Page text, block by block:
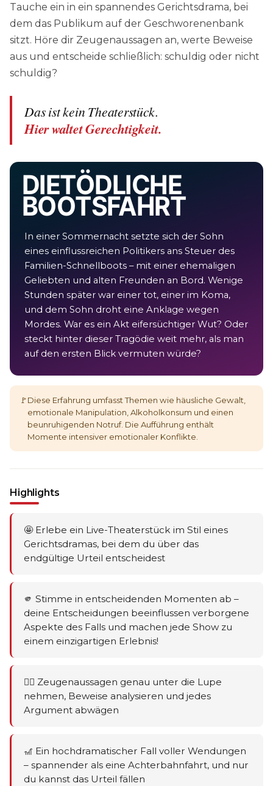
Tauche ein in ein spannendes Gerichtsdrama, bei
dem das Publikum auf der Geschworenenbank
sitzt. Höre dir Zeugenaussagen an, werte Beweise
aus und entscheide schließlich: schuldig oder nicht
schuldig?
Das ist kein Theaterstück.
Hier waltet Gerechtigkeit.
DIE TÖDLICHE
BOOTSFAHRT
In einer Sommernacht setzte sich der Sohn
eines einflussreichen Politikers ans Steuer des
Familien-Schnellboots – mit einer ehemaligen
Geliebten und alten Freunden an Bord. Wenige
Stunden später war einer tot, einer im Koma,
und dem Sohn droht eine Anklage wegen
Mordes. War es ein Akt eifersüchtiger Wut? Oder
steckt hinter dieser Tragödie weit mehr, als man
auf den ersten Blick vermuten würde?
🚩Diese Erfahrung umfasst Themen wie häusliche Gewalt,
emotionale Manipulation, Alkoholkonsum und einen
beunruhigenden Notruf. Die Aufführung enthält
Momente intensiver emotionaler Konflikte.
Highlights
🤩 Erlebe ein Live-Theaterstück im Stil eines
Gerichtsdramas, bei dem du über das
endgültige Urteil entscheidest
🫵 Stimme in entscheidenden Momenten ab –
deine Entscheidungen beeinflussen verborgene
Aspekte des Falls und machen jede Show zu
einem einzigartigen Erlebnis!
🕵️‍♂️ Zeugenaussagen genau unter die Lupe
nehmen, Beweise analysieren und jedes
Argument abwägen
🎢 Ein hochdramatischer Fall voller Wendungen
– spannender als eine Achterbahnfahrt, und nur
du kannst das Urteil fällen